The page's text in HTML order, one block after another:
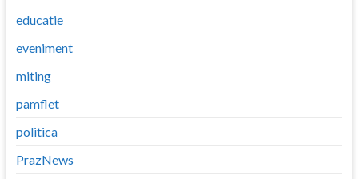
educatie
eveniment
miting
pamflet
politica
PrazNews